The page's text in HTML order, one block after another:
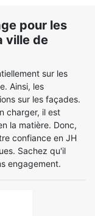
pour les
ville de
sur les
Ainsi, les
sur les façades.
charger, il est
la matière. Donc,
confiance en JH
Sachez qu'il
engagement.